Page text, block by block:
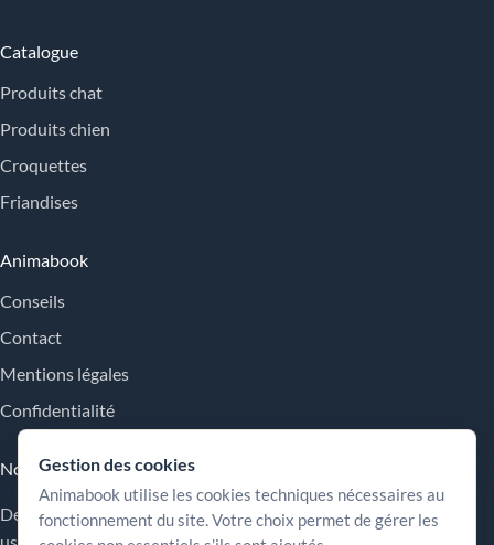
Catalogue
Produits chat
Produits chien
Croquettes
Friandises
Animabook
Conseils
Contact
Mentions légales
Confidentialité
Nos engagements
Des repères simples pour comparer les offres, comprendre les
usages et choisir plus sereinement.
Gestion des cookies
Animabook utilise les cookies techniques nécessaires au
fonctionnement du site. Votre choix permet de gérer les